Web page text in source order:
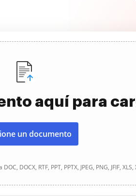
aquí para
un documento
DOCX, RTF, PPT, PPTX, JPEG, PNG, JFIF, XLS,